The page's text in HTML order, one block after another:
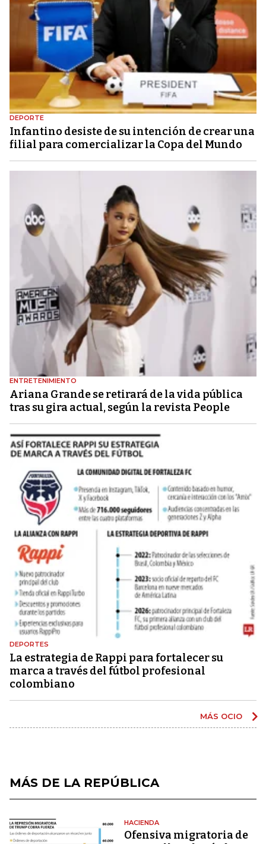
DEPORTE
Infantino desiste de su intención de crear una
filial para comercializar la Copa del Mundo
ENTRETENIMIENTO
Ariana Grande se retirará de la vida pública
tras su gira actual, según la revista People
DEPORTES
La estrategia de Rappi para fortalecer su
marca a través del fútbol profesional
colombiano
MÁS OCIO
MÁS DE LA REPÚBLICA
HACIENDA
Ofensiva migratoria de